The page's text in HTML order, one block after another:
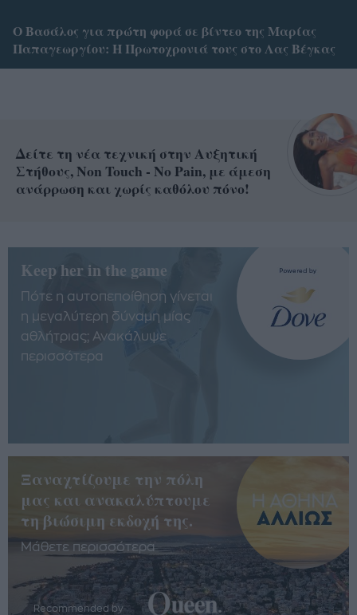
Ο Βασάλος για πρώτη φορά σε βίντεο της Μαρίας
Παπαγεωργίου: H Πρωτοχρονιά τους στο Λας Βέγκας
Δείτε τη νέα τεχνική στην Αυξητική
Στήθους, Non Touch - No Pain, με άμεση
ανάρρωση και χωρίς καθόλου πόνο!
Keep her in the game
Πότε η αυτοπεποίθηση γίνεται
η μεγαλύτερη δύναμη μίας
αθλήτριας; Ανακάλυψε
περισσότερα
Ξαναχτίζουμε την πόλη
μας και ανακαλύπτουμε
τη βιώσιμη εκδοχή της.
Μάθετε περισσότερα
Recommended by